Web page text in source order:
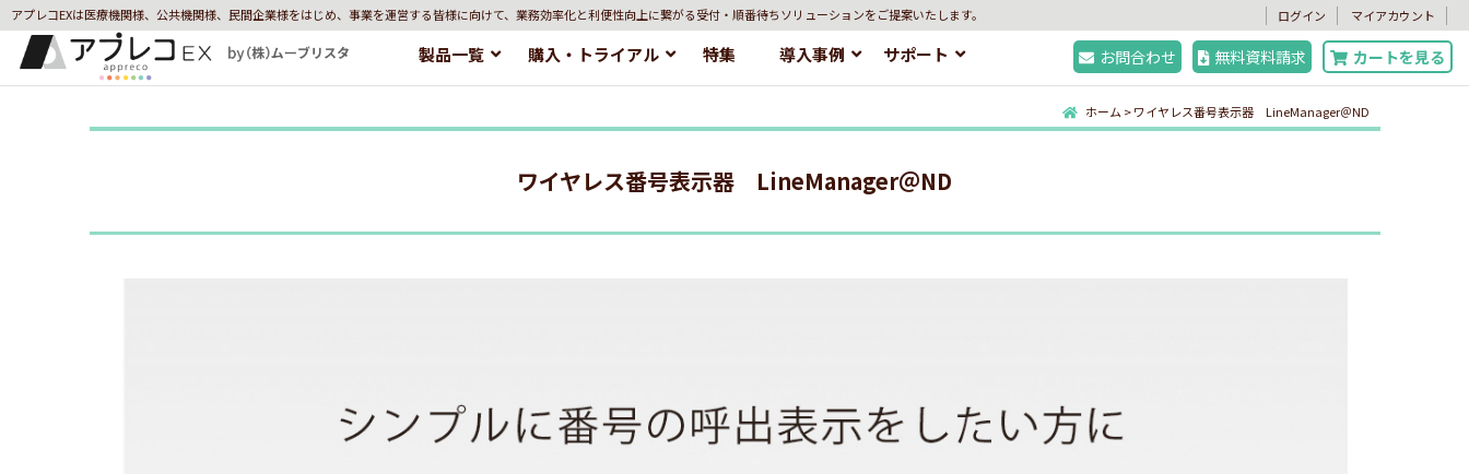
アプレコEXは医療機関様、公共機関様、民間企業様をはじめ、事業を運営する皆様に向けて、業務効率化と利便性向上に繋がる受付・順番待ちソリューションをご提案いたします。 ログイン マイアカウント
製品一覧 購入・トライアル 特集 導入事例 サポート お問合わせ 無料資料請求 カートを見る
ホーム >ワイヤレス番号表示器 LineManager＠ND
ワイヤレス番号表示器 LineManager＠ND